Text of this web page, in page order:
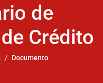
de
Crédito
Documento